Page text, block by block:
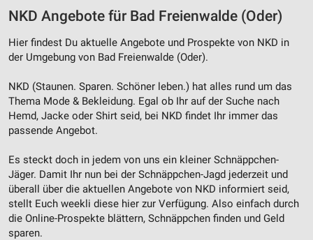
NKD Angebote für Bad Freienwalde (Oder)
Hier findest Du aktuelle Angebote und Prospekte von NKD in
der Umgebung von Bad Freienwalde (Oder).
NKD (Staunen. Sparen. Schöner leben.) hat alles rund um das
Thema Mode & Bekleidung. Egal ob Ihr auf der Suche nach
Hemd, Jacke oder Shirt seid, bei NKD findet Ihr immer das
passende Angebot.
Es steckt doch in jedem von uns ein kleiner Schnäppchen-
Jäger. Damit Ihr nun bei der Schnäppchen-Jagd jederzeit und
überall über die aktuellen Angebote von NKD informiert seid,
stellt Euch weekli diese hier zur Verfügung. Also einfach durch
die Online-Prospekte blättern, Schnäppchen finden und Geld
sparen.
Performance
Funktional